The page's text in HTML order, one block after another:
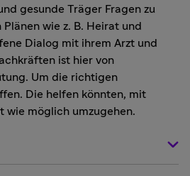
gesunde Träger Fragen zu
wie z. B. Heirat und
Dialog mit ihrem Arzt und
ist hier von
Um die richtigen
Die helfen könnten, mit
wie möglich umzugehen.